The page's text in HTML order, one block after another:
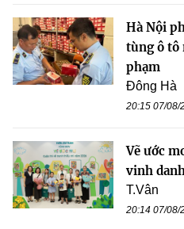
Hà Nội
tùng ô tô
phạm
Đông Hà
20:15 07/08/
Vẽ ước
vinh
T.Vân
20:14 07/08/